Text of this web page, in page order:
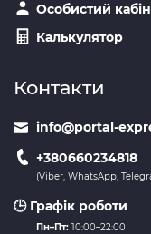
Особистий
Калькулятор
Контакти
info@portal-
+380660234818
(Viber, WhatsApp,
🕒 Графік роботи
Пн–Пт: 10:00–22:00